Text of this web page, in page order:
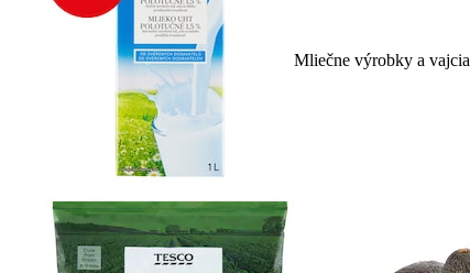
Mliečne výrobky a vajcia